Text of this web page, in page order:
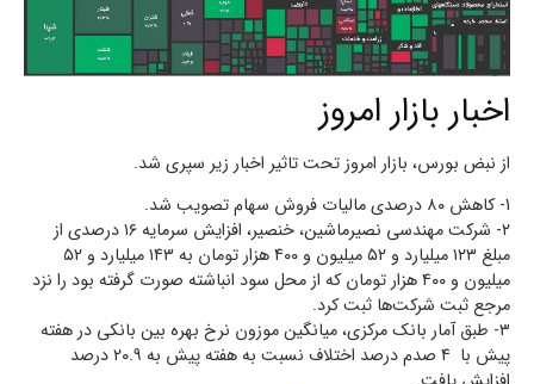
اخبار بازار امروز
از نبض بورس، بازار امروز تحت تاثیر اخبار زیر سپری شد.
1- کاهش ۸۰ درصدی مالیات فروش سهام تصویب شد.
۲- شرکت مهندسی نصیرماشین، خنصیر، افزایش سرمایه ۱۶ درصدی از
مبلغ ۱۲۳ میلیارد و ۵۲ میلیون و ۴۰۰ هزار تومان به ۱۴۳ میلیارد و ۵۲
میلیون و ۴۰۰ هزار تومان که از محل سود انباشته صورت گرفته بود را نزد
مرجع ثبت شرکت‌ها ثبت کرد.
۳- طبق آمار بانک مرکزی، میانگین موزون نرخ بهره بین بانکی در هفته
پیش با ۴ صدم درصد اختلاف نسبت به هفته پیش به ۲۰.۹ درصد